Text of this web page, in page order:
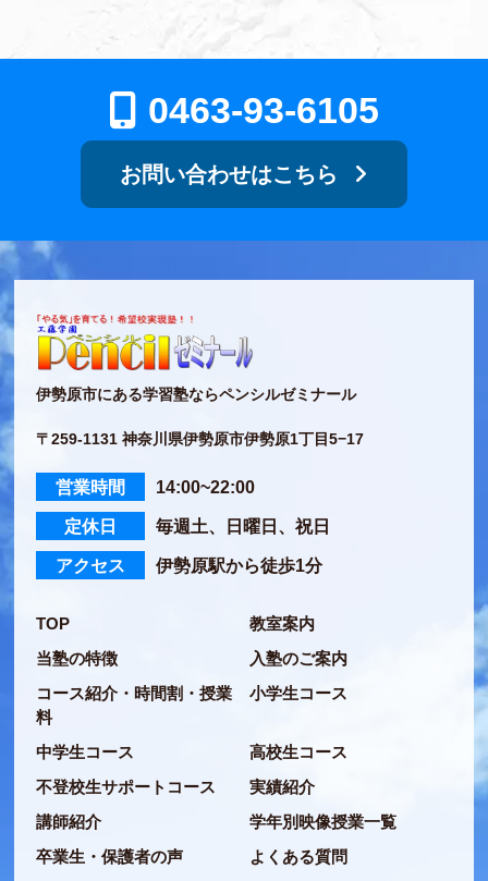
0463-93-6105
お問い合わせはこちら
伊勢原市にある学習塾ならペンシルゼミナール
〒259-1131 神奈川県伊勢原市伊勢原1丁目5−17
営業時間 14:00~22:00
定休日 毎週土、日曜日、祝日
アクセス 伊勢原駅から徒歩1分
TOP
教室案内
当塾の特徴
入塾のご案内
コース紹介・時間割・授業
料
小学生コース
中学生コース
高校生コース
不登校生サポートコース
実績紹介
講師紹介
学年別映像授業一覧
卒業生・保護者の声
よくある質問